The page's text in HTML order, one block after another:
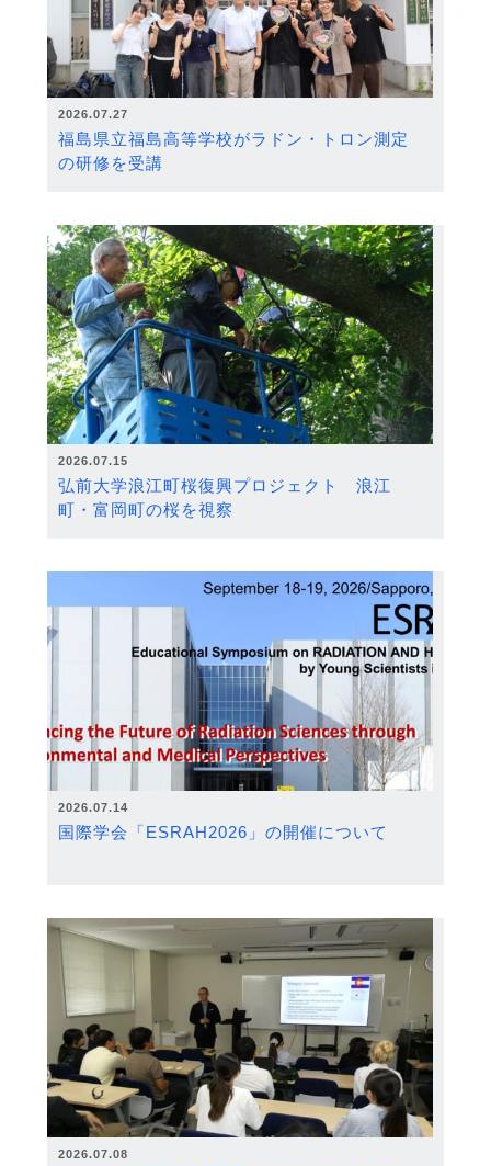
2026.07.27
福島県立福島高等学校がラドン・トロン測定
の研修を受講
2026.07.15
弘前大学浪江町桜復興プロジェクト 浪江
町・富岡町の桜を視察
2026.07.14
国際学会「ESRAH2026」の開催について
2026.07.08